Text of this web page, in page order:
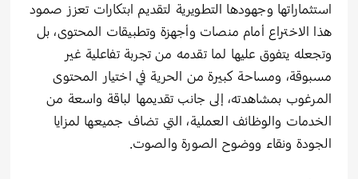
استثماراتها وجهودها التطويرية لتقديم ابتكارات تعزز صمود
هذا الاختراع أمام منصات وأجهزة وتطبيقات المحتوى، بل
وتجعله يتفوق عليها لما تقدمه من تجربة تفاعلية غير
مسبوقة، ومساحة كبيرة من الحرية في اختيار المحتوى
المرغوب بمشاهدته، إلى جانب تقديمها لباقة واسعة من
الخدمات والوظائف العملية، التي تضاف جميعها لمزايا
الجودة ونقاء ووضوح الصورة والصوت.